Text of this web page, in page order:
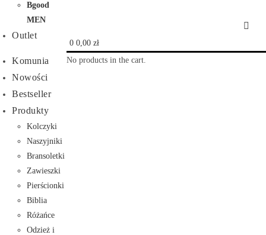
Bgood
MEN
Outlet
Komunia
Nowości
Bestseller
Produkty
Kolczyki
Naszyjniki
Bransoletki
Zawieszki
Pierścionki
Biblia
Różańce
Odzież i
0 0,00 zł
No products in the cart.